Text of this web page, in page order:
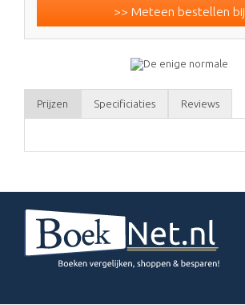
>> Meteen bestellen bij
Prijzen Specificiaties Reviews